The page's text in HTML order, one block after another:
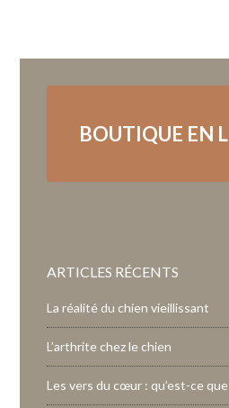
BOUTIQUE EN
ARTICLES RÉCENTS
La réalité du chien vieillissant
L’arthrite chez le chien
Les vers du cœur : qu’est-ce